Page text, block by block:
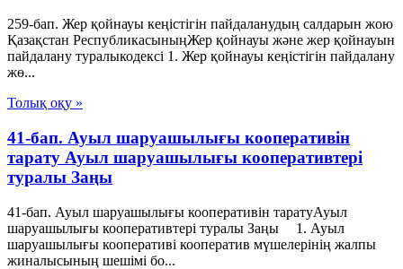
259-бап. Жер қойнауы кеңістігін пайдаланудың салдарын жою
Қазақстан РеспубликасыныңЖер қойнауы және жер қойнауын
пайдалану туралыкодексі 1. Жер қойнауы кеңістігін пайдалану
жө...
Толық оқу »
41-бап. Ауыл шаруашылығы кооперативін
тарату Ауыл шаруашылығы кооперативтері
туралы Заңы
41-бап. Ауыл шаруашылығы кооперативін таратуАуыл
шаруашылығы кооперативтері туралы Заңы 1. Ауыл
шаруашылығы кооперативі кооператив мүшелерінің жалпы
жиналысының шешiмi бо...